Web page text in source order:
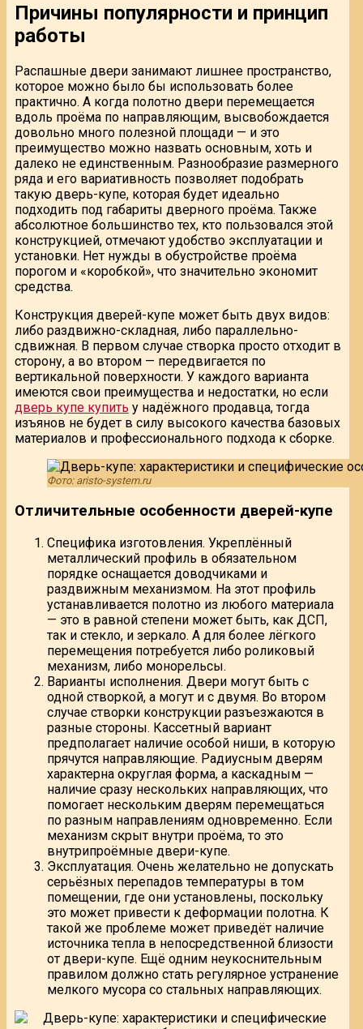
Причины популярности и принцип
работы
Распашные двери занимают лишнее пространство,
которое можно было бы использовать более
практично. А когда полотно двери перемещается
вдоль проёма по направляющим, высвобождается
довольно много полезной площади — и это
преимущество можно назвать основным, хоть и
далеко не единственным. Разнообразие размерного
ряда и его вариативность позволяет подобрать
такую дверь-купе, которая будет идеально
подходить под габариты дверного проёма. Также
абсолютное большинство тех, кто пользовался этой
конструкцией, отмечают удобство эксплуатации и
установки. Нет нужды в обустройстве проёма
порогом и «коробкой», что значительно экономит
средства.
Конструкция дверей-купе может быть двух видов:
либо раздвижно-складная, либо параллельно-
сдвижная. В первом случае створка просто отходит в
сторону, а во втором — передвигается по
вертикальной поверхности. У каждого варианта
имеются свои преимущества и недостатки, но если
дверь купе купить у надёжного продавца, тогда
изъянов не будет в силу высокого качества базовых
материалов и профессионального подхода к сборке.
Фото: aristo-system.ru
Отличительные особенности дверей-купе
Специфика изготовления. Укреплённый
металлический профиль в обязательном
порядке оснащается доводчиками и
раздвижным механизмом. На этот профиль
устанавливается полотно из любого материала
— это в равной степени может быть, как ДСП,
так и стекло, и зеркало. А для более лёгкого
перемещения потребуется либо роликовый
механизм, либо монорельсы.
Варианты исполнения. Двери могут быть с
одной створкой, а могут и с двумя. Во втором
случае створки конструкции разъезжаются в
разные стороны. Кассетный вариант
предполагает наличие особой ниши, в которую
прячутся направляющие. Радиусным дверям
характерна округлая форма, а каскадным —
наличие сразу нескольких направляющих, что
помогает нескольким дверям перемещаться
по разным направлениям одновременно. Если
механизм скрыт внутри проёма, то это
внутрипроёмные двери-купе.
Эксплуатация. Очень желательно не допускать
серьёзных перепадов температуры в том
помещении, где они установлены, поскольку
это может привести к деформации полотна. К
такой же проблеме может приведёт наличие
источника тепла в непосредственной близости
от двери-купе. Ещё одним неукоснительным
правилом должно стать регулярное устранение
мелкого мусора со стальных направляющих.